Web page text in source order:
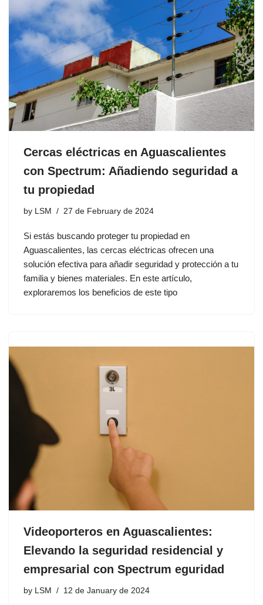
Cercas eléctricas en Aguascalientes
con Spectrum: Añadiendo seguridad a
tu propiedad
by LSM 27 de February de 2024
Si estás buscando proteger tu propiedad en
Aguascalientes, las cercas eléctricas ofrecen una
solución efectiva para añadir seguridad y protección a tu
familia y bienes materiales. En este artículo,
exploraremos los beneficios de este tipo
Videoporteros en Aguascalientes:
Elevando la seguridad residencial y
empresarial con Spectrum eguridad
by LSM 12 de January de 2024